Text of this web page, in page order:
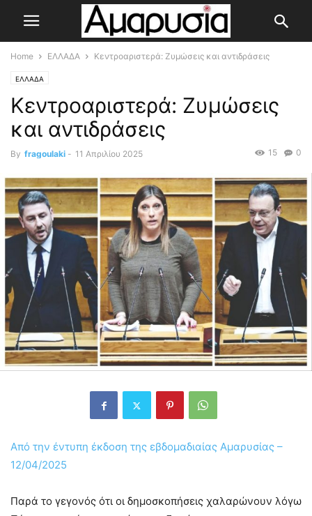
Home ΕΛΛΑΔΑ Κεντροαριστερά: Zυμώσεις και αντιδράσεις
ΕΛΛΑΔΑ
Κεντροαριστερά: Zυμώσεις
και αντιδράσεις
By fragoulaki - 11 Απριλίου 2025 0
15
Από την έντυπη έκδοση της εβδομαδιαίας Αμαρυσίας –
12/04/2025
Παρά το γεγονός ότι οι δημοσκοπήσεις χαλαρώνουν λόγω